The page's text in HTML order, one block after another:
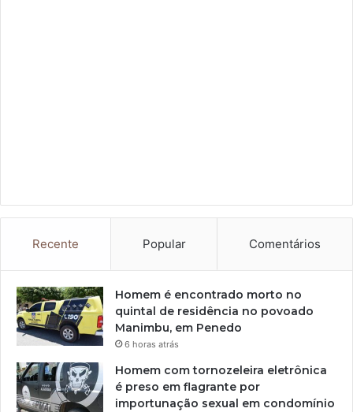
Recente Popular Comentários
Homem é encontrado morto no
quintal de residência no povoado
Manimbu, em Penedo
6 horas atrás
Homem com tornozeleira eletrônica
é preso em flagrante por
importunação sexual em condomínio